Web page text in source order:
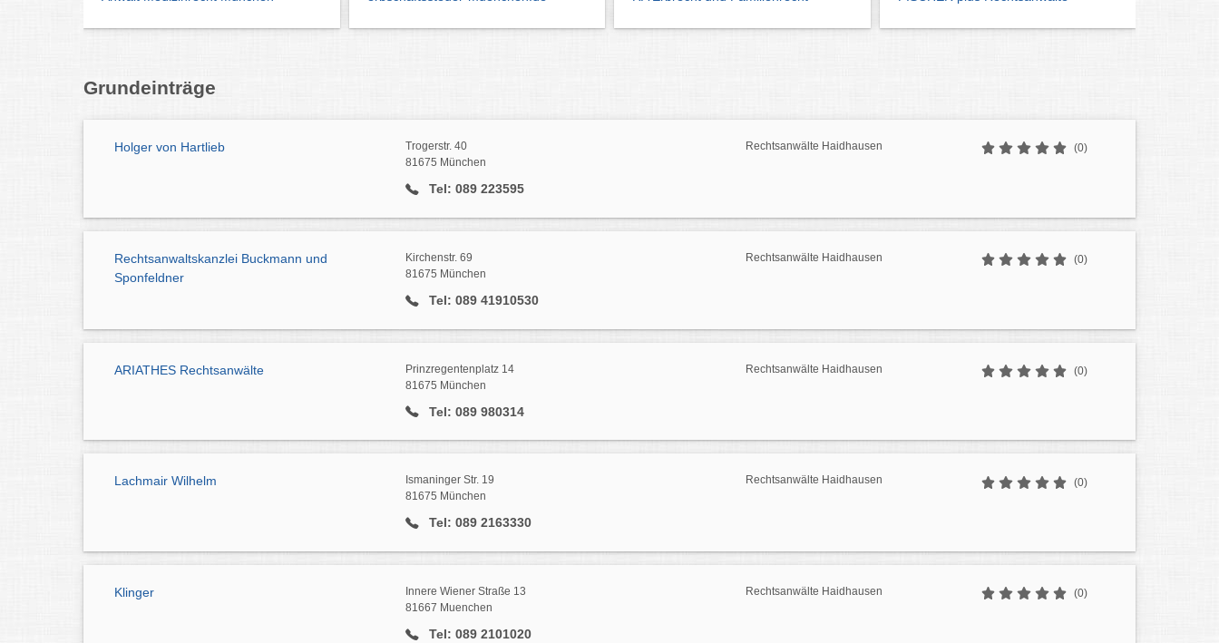
Grundeinträge
Holger von Hartlieb
Trogerstr. 40
81675 München
Tel: 089 223595
Rechtsanwälte Haidhausen (0)
Rechtsanwaltskanzlei Buckmann und
Sponfeldner
Kirchenstr. 69
81675 München
Tel: 089 41910530
Rechtsanwälte Haidhausen (0)
ARIATHES Rechtsanwälte
Prinzregentenplatz 14
81675 München
Tel: 089 980314
Rechtsanwälte Haidhausen (0)
Lachmair Wilhelm
Ismaninger Str. 19
81675 München
Tel: 089 2163330
Rechtsanwälte Haidhausen (0)
Klinger
Innere Wiener Straße 13
81667 Muenchen
Tel: 089 2101020
Rechtsanwälte Haidhausen (0)